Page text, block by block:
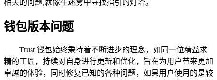
相关的问题,就像在迷雾中寻找指引的灯塔。
钱包版本问题
Trust 钱包始终秉持着不断进步的理念，如同一位精益求
精的工匠，持续对自身进行更新和优化，旨在为用户带来更加
卓越的体验，同时修复已知的各种问题，如果用户使用的是较